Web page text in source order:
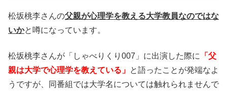
松坂桃李さんの父親が心理学を教える大学教員なのではな
いかと噂になっています。
松坂桃李さんが「しゃべりくり007」に出演した際に
「父
親は大学で心理学を教えている」 と語ったことが発端なよ
うですが、同番組では大学名については触れられませんで